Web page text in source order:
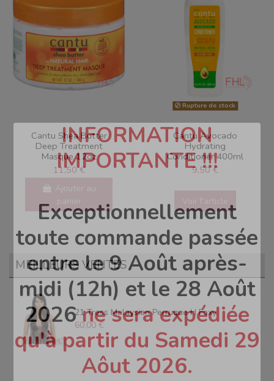
Cantu Shea Butter
Deep Treatment
Masque 12oz
11,50 €
Ajouter au
panier
Rupture de stock
Cantu Avocado
Hydrating
Conditioner 400ml
9,50 €
Voir l'article
MEILLEURS VENTES
21 Tress Malaysian Perruque H Foxy
60,00 €
INFORMATION
IMPORTANTE !!!
Exceptionnellement
toute commande passée
entre le 9 Août après-
midi (12h) et le 28 Août
2026ne sera expédiée
qu'à partir du Samedi 29
Aôut 2026.